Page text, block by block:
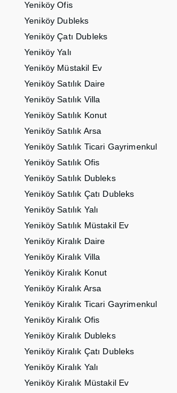
Yeniköy Ofis
Yeniköy Dubleks
Yeniköy Çatı Dubleks
Yeniköy Yalı
Yeniköy Müstakil Ev
Yeniköy Satılık Daire
Yeniköy Satılık Villa
Yeniköy Satılık Konut
Yeniköy Satılık Arsa
Yeniköy Satılık Ticari Gayrimenkul
Yeniköy Satılık Ofis
Yeniköy Satılık Dubleks
Yeniköy Satılık Çatı Dubleks
Yeniköy Satılık Yalı
Yeniköy Satılık Müstakil Ev
Yeniköy Kiralık Daire
Yeniköy Kiralık Villa
Yeniköy Kiralık Konut
Yeniköy Kiralık Arsa
Yeniköy Kiralık Ticari Gayrimenkul
Yeniköy Kiralık Ofis
Yeniköy Kiralık Dubleks
Yeniköy Kiralık Çatı Dubleks
Yeniköy Kiralık Yalı
Yeniköy Kiralık Müstakil Ev